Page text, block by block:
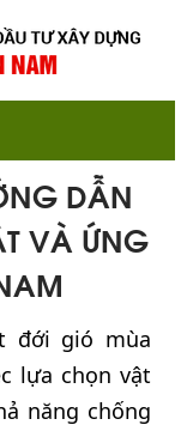
DẪN
VÀ ỨNG
đới gió mùa
lựa chọn vật
năng chống